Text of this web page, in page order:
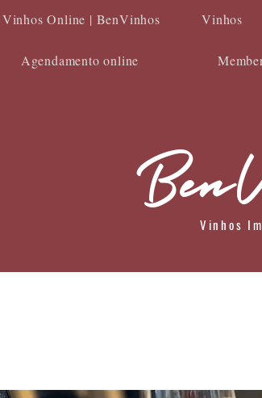
Vinhos Online | BenVinhos Vinhos
Agendamento online
Vinhos